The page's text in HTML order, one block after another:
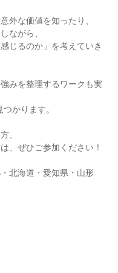
外な価値を知ったり、
ながら、
じるのか」を考えていき
みを整理するワークも実
かります。
、
、ぜひご参加ください！
北海道・愛知県・山形